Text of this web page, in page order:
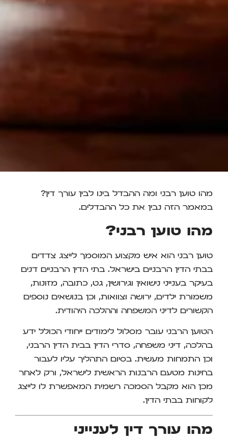
מהו טוען רבני ומה ההבדל בינו לבין עורך דין?
במאמר הזה נבין את כל ההבדלים.
מהו טוען רבני?
טוען רבני הוא איש מקצוע המוסמך לייצג צדדים
בבתי הדין הרבניים בישראל. בתי הדין הרבניים דנים
בעיקר בענייני נישואין וגירושין, גט, כתובה, מזונות,
משמורת ילדים, ירושה וצוואות, וכן בנושאים נוספים
הקשורים לדיני המשפחה וההלכה היהודית.
הטוען הרבני עובר מסלול לימודים ייחודי הכולל ידע
בהלכה, דיני משפחה, סדרי הדין בבית הדין הרבני,
וכן התמחות מעשית. בסיום התהליך עליו לעבור
בחינות מטעם הרבנות הראשית לישראל, ורק לאחר
מכן הוא מקבל הסמכה רשמית המאפשרת לו לייצג
לקוחות בבתי הדין.
מהו עורך דין לענייני